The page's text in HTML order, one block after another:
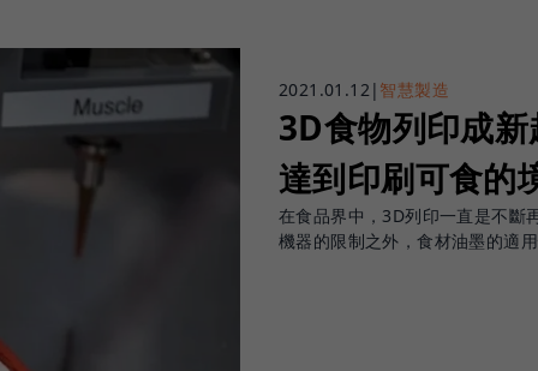
2021.01.12| 智慧製造
3D食物列印成
達到印刷可食的
在食品界中，3D列印一直是不斷
機器的限制之外，食材油墨的適